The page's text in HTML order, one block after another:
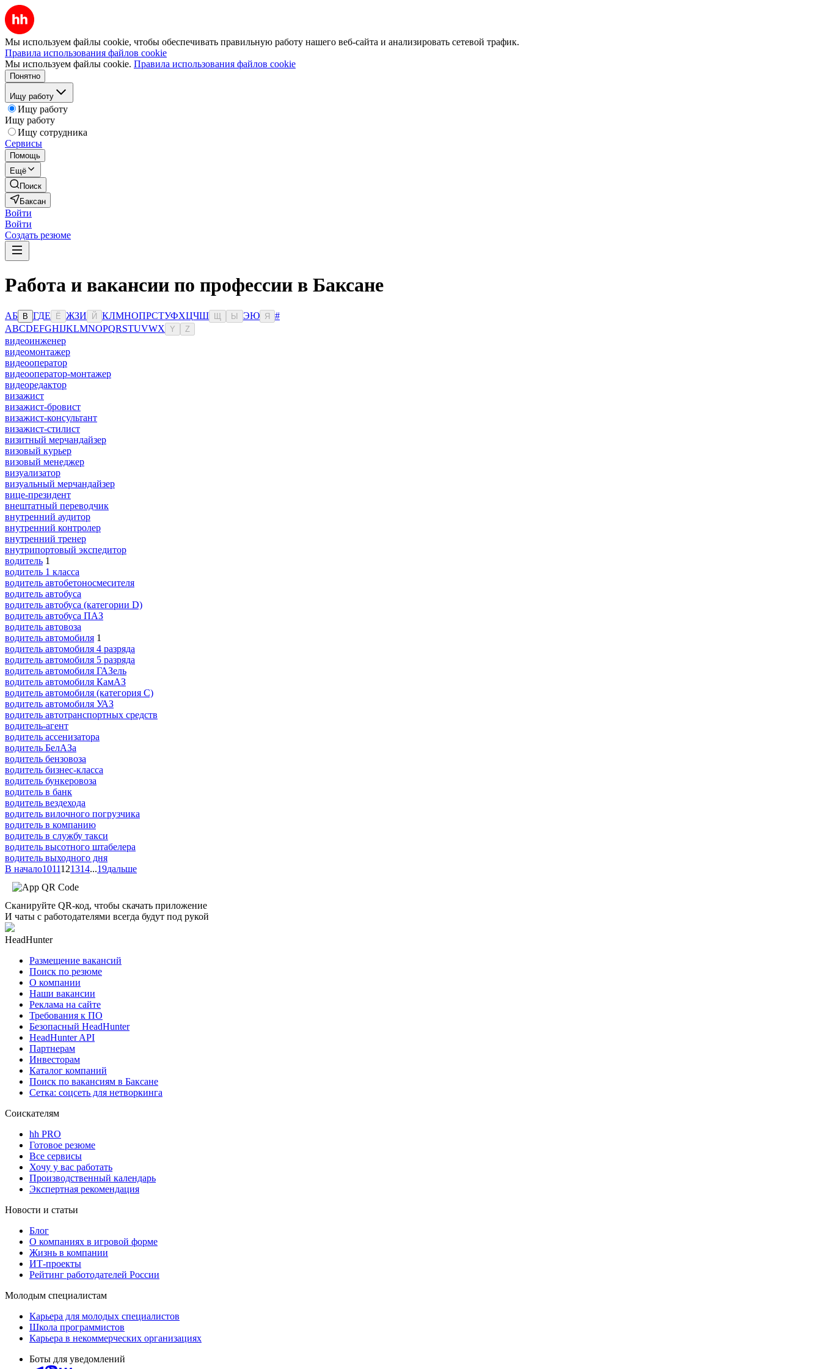
Мы используем файлы cookie, чтобы обеспечивать правильную работу нашего веб-сайта и анализировать сетевой трафик.
Правила использования файлов cookie
Мы используем файлы cookie. Правила использования файлов cookie
Понятно
Ищу работу
Ищу работу
Ищу работу
Ищу сотрудника
Сервисы
Помощь
Ещё
Поиск
Баксан
Войти
Войти
Создать резюме
Работа и вакансии по профессии в Баксане
АБ В ГДЕ Ё ЖЗИ Й КЛМНОПРСТУФХЦЧШ Ы ЭЮ Я
#
ABCDEFGHIJKLMNOPQRSTUVWX Y Z
видеоинженер
видеомонтажер
видеооператор
видеооператор-монтажер
видеоредактор
визажист
визажист-бровист
визажист-консультант
визажист-стилист
визитный мерчандайзер
визовый курьер
визовый менеджер
визуализатор
визуальный мерчандайзер
вице-президент
внештатный переводчик
внутренний аудитор
внутренний контролер
внутренний тренер
внутрипортовый экспедитор
водитель 1
водитель 1 класса
водитель автобетоносмесителя
водитель автобуса
водитель автобуса (категории D)
водитель автобуса ПАЗ
водитель автовоза
водитель автомобиля 1
водитель автомобиля 4 разряда
водитель автомобиля 5 разряда
водитель автомобиля ГАЗель
водитель автомобиля КамАЗ
водитель автомобиля (категория C)
водитель автомобиля УАЗ
водитель автотранспортных средств
водитель-агент
водитель ассенизатора
водитель БелАЗа
водитель бензовоза
водитель бизнес-класса
водитель бункеровоза
водитель в банк
водитель вездехода
водитель вилочного погрузчика
водитель в компанию
водитель в службу такси
водитель высотного штабелера
водитель выходного дня
В начало1011121314...19дальше
Сканируйте QR-код, чтобы скачать приложение
И чаты с работодателями всегда будут под рукой
HeadHunter
Размещение вакансий
Поиск по резюме
О компании
Наши вакансии
Реклама на сайте
Требования к ПО
Безопасный HeadHunter
HeadHunter API
Партнерам
Инвесторам
Каталог компаний
Поиск по вакансиям в Баксане
Сетка: соцсеть для нетворкинга
Соискателям
hh PRO
Готовое резюме
Все сервисы
Хочу у вас работать
Производственный календарь
Экспертная рекомендация
Новости и статьи
Блог
О компаниях в игровой форме
Жизнь в компании
ИТ-проекты
Рейтинг работодателей России
Молодым специалистам
Карьера для молодых специалистов
Школа программистов
Карьера в некоммерческих организациях
Боты для уведомлений